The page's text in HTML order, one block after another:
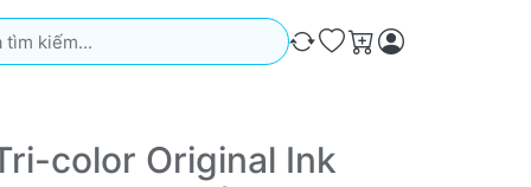
Kết quả sẽ tự động xuất hiện khi bạn nhập. Nhấn phím
So sánh
Ưa thích
Giỏ hàng
color Original Ink